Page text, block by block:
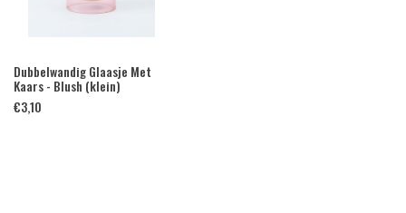
Dubbelwandig Glaasje Met
Kaars - Blush (klein)
€3,10